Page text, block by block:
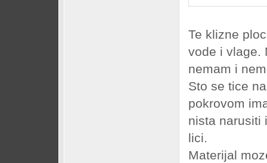
Te klizne
vode i vlage.
nemam i
Sto se tice
pokrovom
nista narusiti
lici.
Materijal